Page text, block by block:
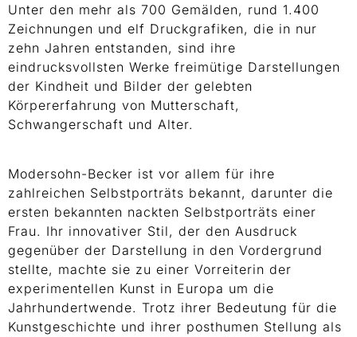
Unter den mehr als 700 Gemälden, rund 1.400
Zeichnungen und elf Druckgrafiken, die in nur
zehn Jahren entstanden, sind ihre
eindrucksvollsten Werke freimütige Darstellungen
der Kindheit und Bilder der gelebten
Körpererfahrung von Mutterschaft,
Schwangerschaft und Alter.
Modersohn-Becker ist vor allem für ihre
zahlreichen Selbstporträts bekannt, darunter die
ersten bekannten nackten Selbstporträts einer
Frau. Ihr innovativer Stil, der den Ausdruck
gegenüber der Darstellung in den Vordergrund
stellte, machte sie zu einer Vorreiterin der
experimentellen Kunst in Europa um die
Jahrhundertwende. Trotz ihrer Bedeutung für die
Kunstgeschichte und ihrer posthumen Stellung als